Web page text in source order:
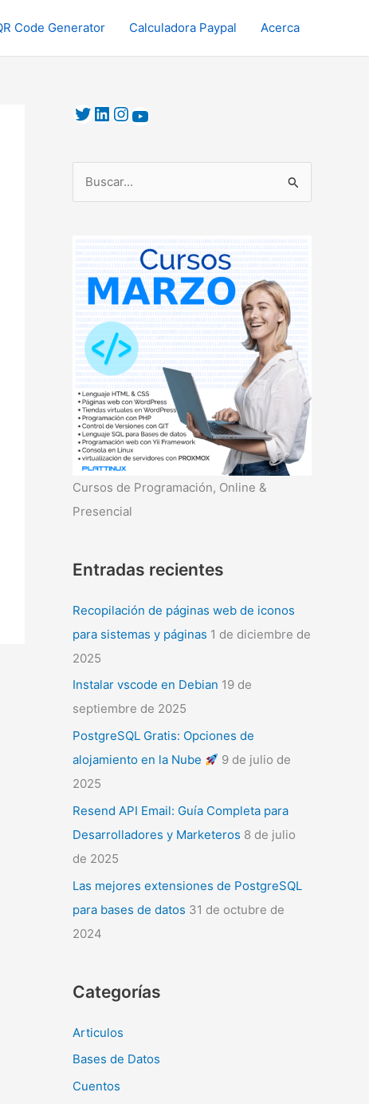
Code Generator Calculadora Paypal Acerca
c
a
r
p
o
r
Cursos de Programación, Online &
Presencial
Entradas recientes
Recopilación de páginas web de iconos
para sistemas y páginas 1 de diciembre de
2025
Instalar vscode en Debian 19 de
septiembre de 2025
PostgreSQL Gratis: Opciones de
alojamiento en la Nube
9 de julio de
2025
Resend API Email: Guía Completa para
Desarrolladores y Marketeros 8 de julio
de 2025
Las mejores extensiones de PostgreSQL
para bases de datos 31 de octubre de
2024
Categorías
Articulos
Bases de Datos
Cuentos